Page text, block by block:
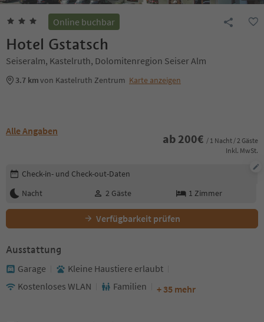
Online buchbar
Hotel Gstatsch
Seiseralm, Kastelruth, Dolomitenregion Seiser Alm
3.7 kmvon Kastelruth Zentrum Karte anzeigen
Alle Angaben
ab 200€ / 1 Nacht / 2 Gäste
Inkl. MwSt.
Buchungsdetails bearbeiten
Check-in- und Check-out-Daten
Nacht
2 Gäste 1 Zimmer
Verfügbarkeit prüfen
Ausstattung
Garage
Kleine Haustiere erlaubt
Kostenloses WLAN
Familien + 35 mehr